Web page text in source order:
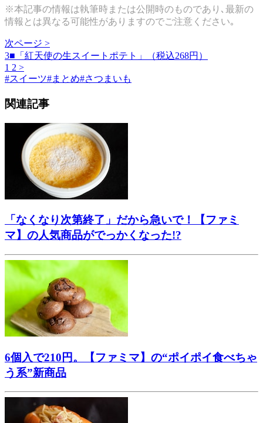
※本記事の情報は執筆時または公開時のものであり､最新の
情報とは異なる可能性がありますのでご注意ください｡
次ページ >
3■「紅天使の生スイートポテト」（税込268円）
1 2 >
#スイーツ#まとめ#さつまいも
関連記事
「なくなり次第終了」だから急いで！【ファミ
マ】の人気商品がでっかくなった!?
6個入で210円。【ファミマ】の“ポイポイ食べちゃ
う系”新商品